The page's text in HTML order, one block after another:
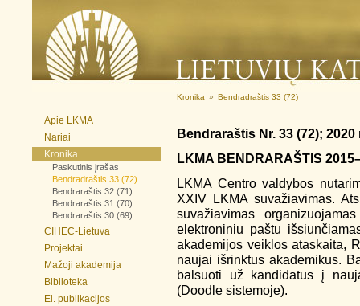
Apie LKMA
Nariai
Kronika
Paskutinis įrašas
Bendradraštis 33 (72)
Bendraraštis 32 (71)
Bendraraštis 31 (70)
Bendraraštis 30 (69)
CIHEC-Lietuva
Projektai
Mažoji akademija
Biblioteka
El. publikacijos
Kronika » Bendradraštis 33 (72)
Bendraraštis Nr. 33 (72); 2020
LKMA BENDRARAŠTIS
LKMA Centro valdybos
XXIV LKMA suvažiavimas.
suvažiavimas
elektroniniu paštu
akademijos veiklos ataskaita,
naujai išrinktus akademikus.
balsuoti už kandidatus į
(Doodle sistemoje).